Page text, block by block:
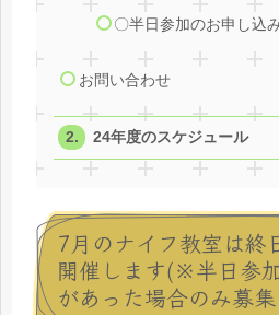
〇半日参加のお申し込
お問い合わせ
24年度のスケジュール
7月のナイフ教室は終
開催します(※半日参
があった場合のみ募